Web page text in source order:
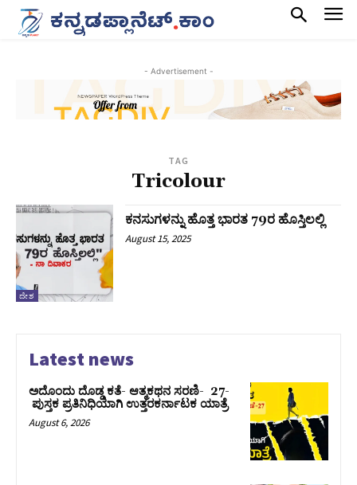
- Advertisement -
TAG
Tricolour
ದೇಶ
ಕನಸುಗಳನ್ನು ಹೊತ್ತ ಭಾರತ 79ರ ಹೊಸ್ತಿಲಲ್ಲಿ
August 15, 2025
Latest news
ಅದೊಂದು ದೊಡ್ಡ ಕತೆ- ಆತ್ಮಕಥನ ಸರಣಿ- 27-
ಪುಸ್ತಕ ಪ್ರತಿನಿಧಿಯಾಗಿ ಉತ್ತರಕರ್ನಾಟಕ ಯಾತ್ರೆ
August 6, 2026